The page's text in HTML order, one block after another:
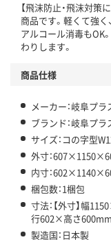
【飛沫防止・飛沫対策
商品です。軽くて強く
アルコール消毒もOK
わりします。
商品仕様
メーカー：岐阜プ
ブランド：岐阜プ
サイズ：コの字型
外寸：
内寸：
梱包数：1梱包
寸法：【外寸】幅
行602×高さ600mm
製造国：日本製